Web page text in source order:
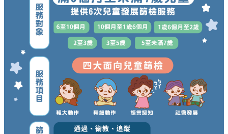
專
頁
資